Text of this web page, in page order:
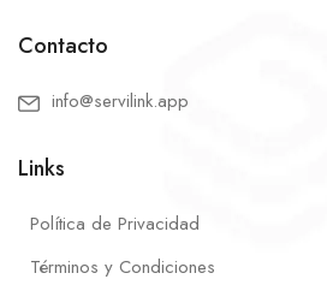
Contacto
info@servilink.app
Links
Política de Privacidad
Términos y Condiciones